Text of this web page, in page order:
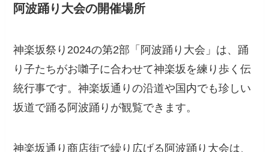
阿波踊り大会の開催場所
神楽坂祭り2024の第2部「阿波踊り大会」は、踊
り子たちがお囃子に合わせて神楽坂を練り歩く伝
統行事です。神楽坂通りの沿道や国内でも珍しい
坂道で踊る阿波踊りが観覧できます。
神楽坂通り商店街で繰り広げる阿波踊り大会は、